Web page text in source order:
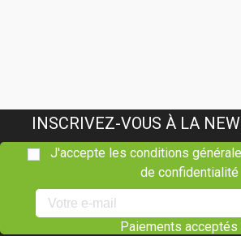
INSCRIVEZ-VOUS À LA
J'accepte les conditions
de confidentialité
Paiements acceptés